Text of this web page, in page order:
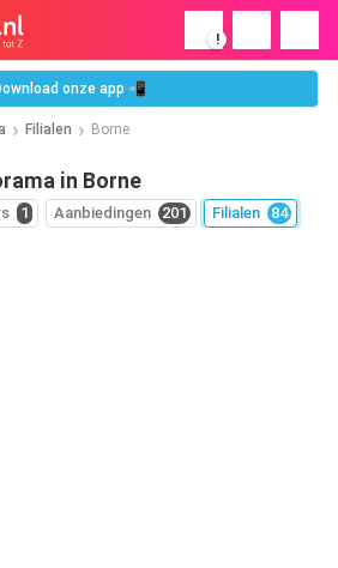
!
onze app 📲
Filialen Borne
in Borne
1 Aanbiedingen 201 Filialen 84